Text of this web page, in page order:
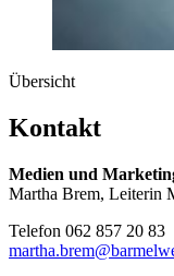
Übersicht
Kontakt
Medien und
Martha Brem, Leiterin
Telefon 062 857 20 83
martha.brem